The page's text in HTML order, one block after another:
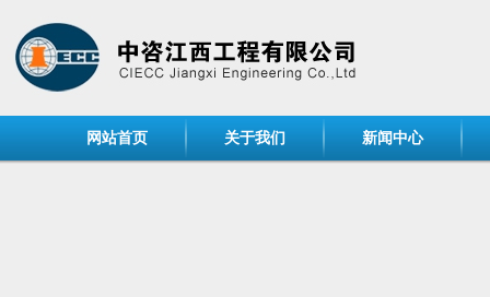
网站首页 关于我们 新闻中心